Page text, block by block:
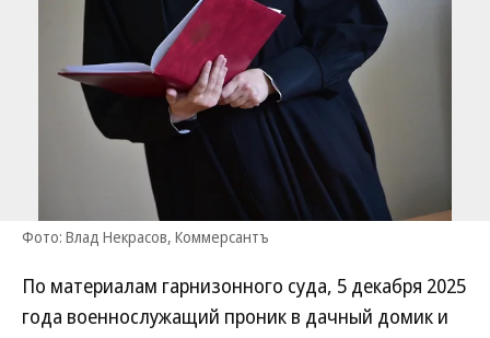
Фото: Влад Некрасов, Коммерсантъ
По материалам гарнизонного суда, 5 декабря 2025
года военнослужащий проник в дачный домик и